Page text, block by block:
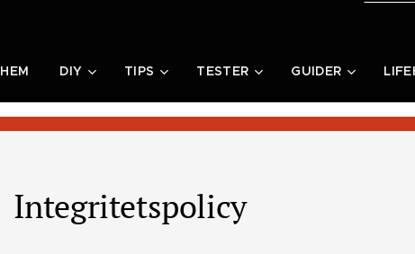
HEM DIY TIPS TESTER GUIDER
Integritetspolicy